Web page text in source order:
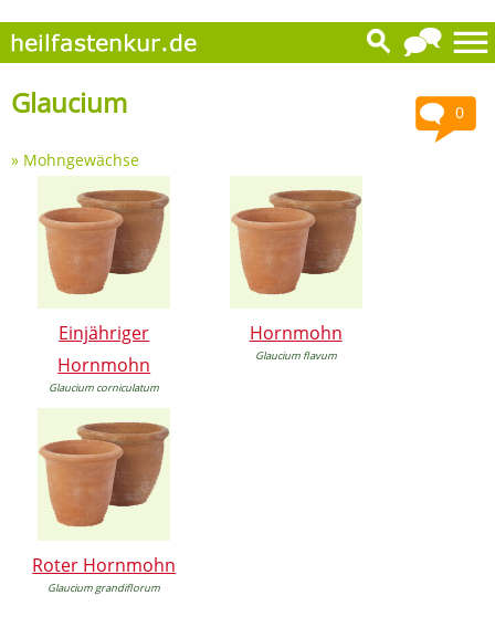
0
Glaucium
» Mohngewächse
Einjähriger
Hornmohn
Glaucium corniculatum
Hornmohn
Glaucium flavum
Roter Hornmohn
Glaucium grandiflorum